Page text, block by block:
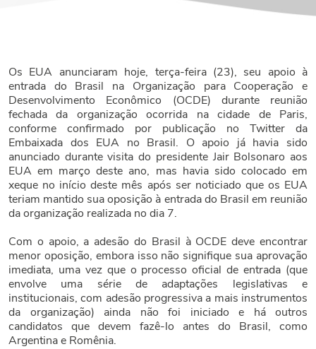
Os EUA anunciaram hoje, terça-feira (23), seu apoio à
entrada do Brasil na Organização para Cooperação e
Desenvolvimento Econômico (OCDE) durante reunião
fechada da organização ocorrida na cidade de Paris,
conforme confirmado por publicação no Twitter da
Embaixada dos EUA no Brasil. O apoio já havia sido
anunciado durante visita do presidente Jair Bolsonaro aos
EUA em março deste ano, mas havia sido colocado em
xeque no início deste mês após ser noticiado que os EUA
teriam mantido sua oposição à entrada do Brasil em reunião
da organização realizada no dia 7.
Com o apoio, a adesão do Brasil à OCDE deve encontrar
menor oposição, embora isso não signifique sua aprovação
imediata, uma vez que o processo oficial de entrada (que
envolve uma série de adaptações legislativas e
institucionais, com adesão progressiva a mais instrumentos
da organização) ainda não foi iniciado e há outros
candidatos que devem fazê-lo antes do Brasil, como
Argentina e Romênia.